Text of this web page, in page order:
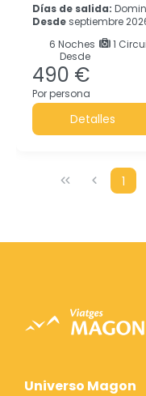
Días de salida:
Desde septiembre
6 Noches
1
Desde
490 €
Por persona
Detalles
1
Universo Magon